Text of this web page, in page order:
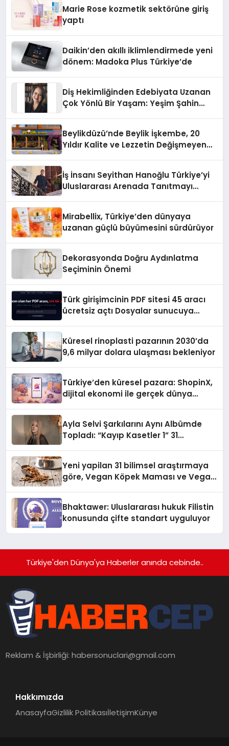
Marie Rose kozmetik sektörüne giriş
yaptı
Daikin’den akıllı iklimlendirmede yeni
dönem: Madoka Plus Türkiye’de
Diş Hekimliğinden Edebiyata Uzanan
Çok Yönlü Bir Yaşam: Yeşim Şahin
Beylikdüzü’nde Beylik İşkembe, 20
Yıldır Kalite ve Lezzetin Değişmeyen
İş İnsanı Seyithan Hanoğlu Türkiye’yi
Uluslararası Arenada Tanıtmayı
Mirabellix, Türkiye’den dünyaya
uzanan güçlü büyümesini sürdürüyor
Dekorasyonda Doğru Aydınlatma
Seçiminin Önemi
Türk girişimcinin PDF sitesi 45 aracı
ücretsiz açtı Dosyalar sunucuya
Küresel rinoplasti pazarının 2030’da
9,6 milyar dolara ulaşması bekleniyor
Türkiye’den küresel pazara: ShopinX,
dijital ekonomi ile gerçek dünya
Ayla Selvi Şarkılarını Aynı Albümde
Topladı: “Kayıp Kasetler 1” 31
Yeni yapilan 31 bilimsel araştırmaya
göre, Vegan Köpek Maması ve Vegan
Bhaktawer: Uluslararası hukuk Filistin
konusunda çifte standart uyguluyor
Türkiye'den Dünya'ya Haberler anında cebinde..
Reklam & İşbirliği:habersonuclari@gmail.com
Hakkımızda
AnasayfaGizlilik PolitikasıİletişimKünye